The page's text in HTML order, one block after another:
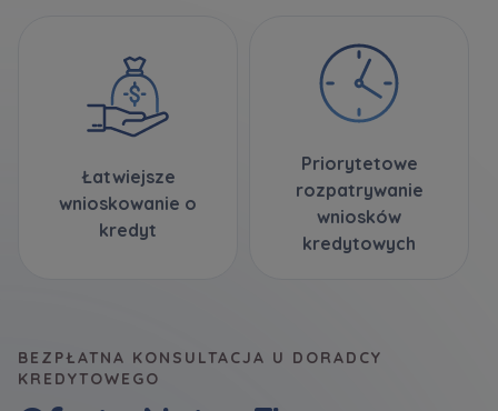
Łatwiejsze
wnioskowanie o
kredyt
Priorytetowe
rozpatrywanie
wniosków
kredytowych
BEZPŁATNA KONSULTACJA U DORADCY
KREDYTOWEGO